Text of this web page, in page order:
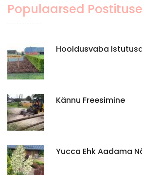
Populaarsed
Hooldusvaba
Kännu Freesimine
Yucca Ehk Aadama